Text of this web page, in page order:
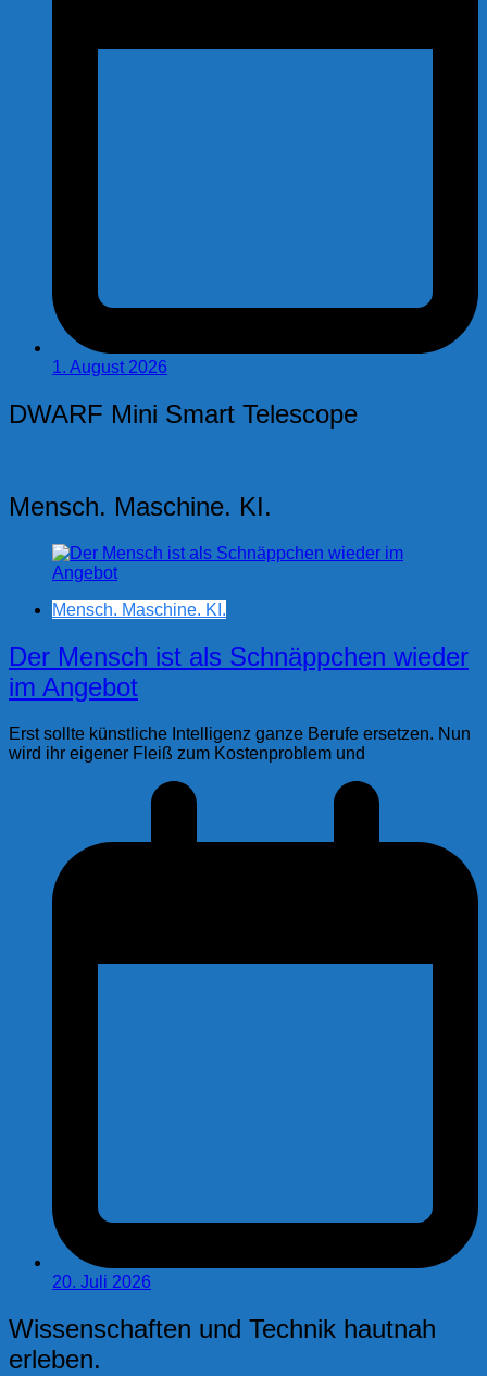
1. August 2026
DWARF Mini Smart Telescope
Mensch. Maschine. KI.
Mensch. Maschine. KI.
Der Mensch ist als Schnäppchen wieder
im Angebot
Erst sollte künstliche Intelligenz ganze Berufe ersetzen. Nun
wird ihr eigener Fleiß zum Kostenproblem und
20. Juli 2026
Wissenschaften und Technik hautnah
erleben.